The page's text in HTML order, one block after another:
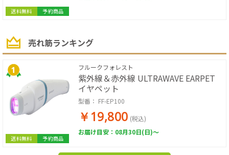
送料無料 予約商品
売れ筋ランキング
送料無料 予約商品
フルークフォレスト
紫外線＆赤外線 ULTRAWAVE EARPET
イヤペット
型番： FF-EP100
￥19,800 (税込)
お届け目安：08月30日(日)～